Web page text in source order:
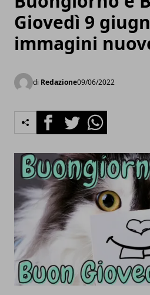
Giovedì 9
immagini
di Redazione09/06/2022
FacebookTwitterWhatsapp